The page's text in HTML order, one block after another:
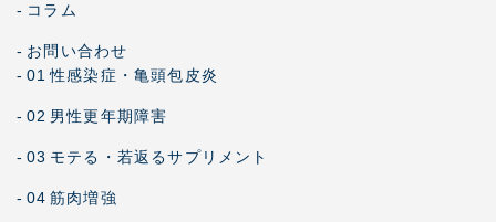
- コラム
- お問い合わせ
- 01 性感染症・亀頭包皮炎
- 02 男性更年期障害
- 03 モテる・若返るサプリメント
- 04 筋肉増強